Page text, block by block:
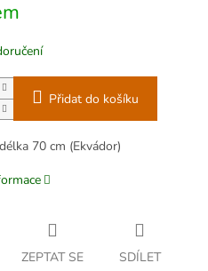
Přidat do košíku
70 cm (Ekvádor)
ZEPTAT SE SDÍLET